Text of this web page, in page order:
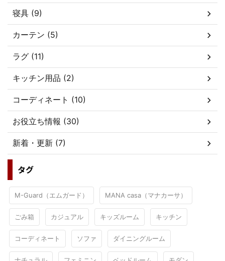
寝具 (9)
カーテン (5)
ラグ (11)
キッチン用品 (2)
コーディネート (10)
お役立ち情報 (30)
新着・更新 (7)
タグ
M-Guard（エムガード） MANA casa（マナカーサ）
ごみ箱 カジュアル キッズルーム キッチン
コーディネート ソファ ダイニングルーム